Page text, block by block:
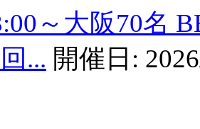
～大阪70名
... 開催日: